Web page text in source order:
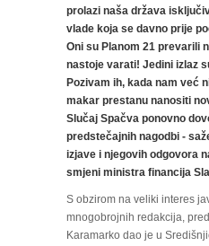
prolazi naša država
vlade koja se davno prije
Oni su Planom 21 prevarili
nastoje varati! Jedini izlaz
Pozivam ih, kada nam već
makar prestanu nanositi
Slučaj Spačva ponovno
predstečajnih nagodbi -
izjave i njegovih odgovora
smjeni ministra financija
S obzirom na veliki interes
mnogobrojnih redakcija,
Karamarko dao je u